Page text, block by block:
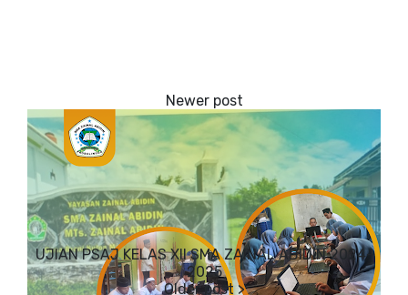
UJIAN PSAJ KELAS XII SMA ZAINAL ABIDIN 2024-
2025